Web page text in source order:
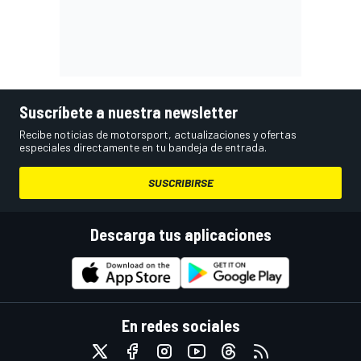
Suscríbete a nuestra newsletter
Recibe noticias de motorsport, actualizaciones y ofertas
especiales directamente en tu bandeja de entrada.
SUSCRIBIRSE
Descarga tus aplicaciones
En redes sociales